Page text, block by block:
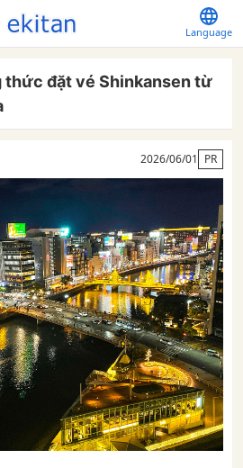
Language
thức đặt vé Shinkansen từ
2026/06/01 PR